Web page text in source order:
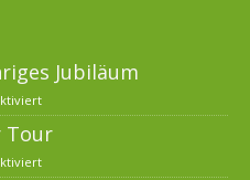
Jubiläum
Tour